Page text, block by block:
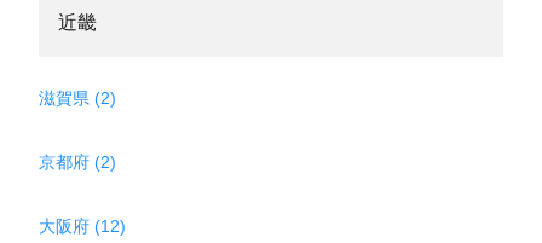
近畿
滋賀県 (2)
京都府 (2)
大阪府 (12)